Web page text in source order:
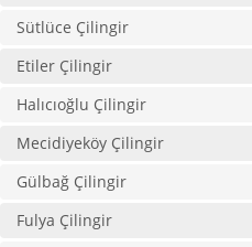
Sütlüce Çilingir
Etiler Çilingir
Halıcıoğlu Çilingir
Mecidiyeköy Çilingir
Gülbağ Çilingir
Fulya Çilingir